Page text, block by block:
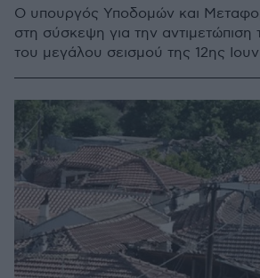
Ο υπουργός Υποδομών και
στη σύσκεψη για την αντιμετώπιση
του μεγάλου σεισμού της 12ης